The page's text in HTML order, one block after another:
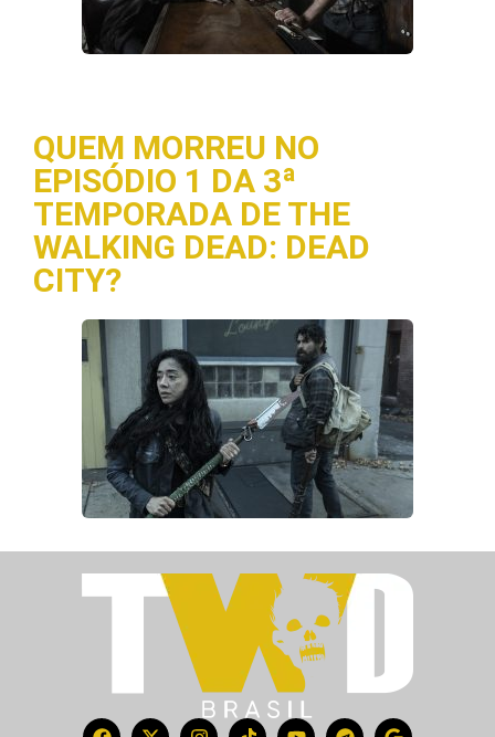
QUEM MORREU NO
EPISÓDIO 1 DA 3ª
TEMPORADA DE THE
WALKING DEAD: DEAD
CITY?